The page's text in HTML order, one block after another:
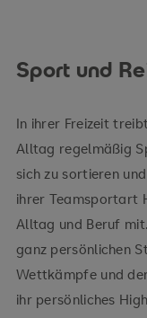
Sport und
In ihrer Freizeit
Alltag regelmäßig
sich zu sortieren
ihrer Teamsportart
Alltag und Beruf
ganz persönlichen
Wettkämpfe und
ihr persönliches